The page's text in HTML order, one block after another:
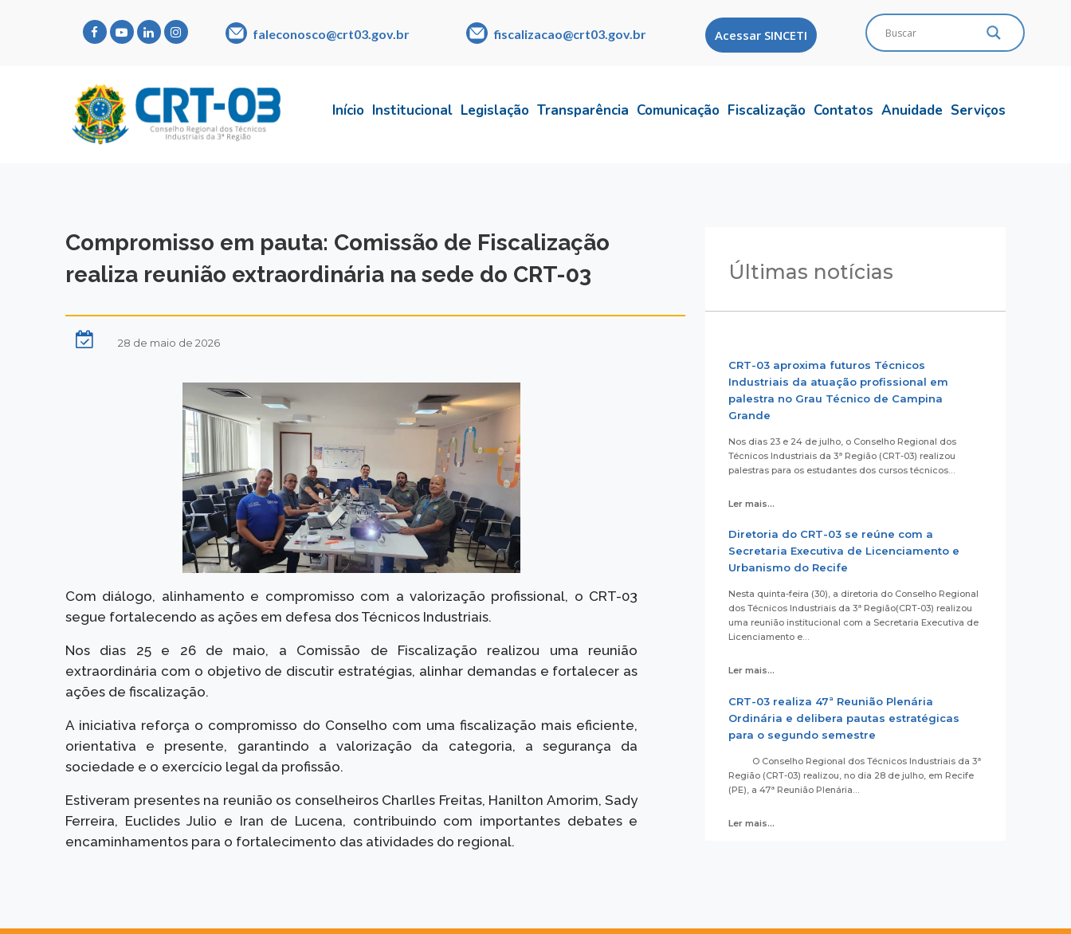
faleconosco@crt03.gov.br fiscalizacao@crt03.gov.br Acessar SINCETI
Início Institucional Legislação Transparência Comunicação Fiscalização Contatos Anuidade Serviços
Compromisso em pauta: Comissão de Fiscalização
realiza reunião extraordinária na sede do CRT-03
28 de maio de 2026
Com diálogo, alinhamento e compromisso com a valorização profissional, o CRT-03
segue fortalecendo as ações em defesa dos Técnicos Industriais.
Nos dias 25 e 26 de maio, a Comissão de Fiscalização realizou uma reunião
extraordinária com o objetivo de discutir estratégias, alinhar demandas e fortalecer as
ações de fiscalização.
A iniciativa reforça o compromisso do Conselho com uma fiscalização mais eficiente,
orientativa e presente, garantindo a valorização da categoria, a segurança da
sociedade e o exercício legal da profissão.
Estiveram presentes na reunião os conselheiros Charlles Freitas, Hanilton Amorim, Sady
Ferreira, Euclides Julio e Iran de Lucena, contribuindo com importantes debates e
encaminhamentos para o fortalecimento das atividades do regional.
Últimas notícias
CRT-03 aproxima futuros Técnicos
Industriais da atuação profissional em
palestra no Grau Técnico de Campina
Grande
Nos dias 23 e 24 de julho, o Conselho Regional dos
Técnicos Industriais da 3ª Região (CRT-03) realizou
palestras para os estudantes dos cursos técnicos…
Ler mais...
Diretoria do CRT-03 se reúne com a
Secretaria Executiva de Licenciamento e
Urbanismo do Recife
Nesta quinta-feira (30), a diretoria do Conselho Regional
dos Técnicos Industriais da 3ª Região(CRT-03) realizou
uma reunião institucional com a Secretaria Executiva de
Licenciamento e…
Ler mais...
CRT-03 realiza 47ª Reunião Plenária
Ordinária e delibera pautas estratégicas
para o segundo semestre
O Conselho Regional dos Técnicos Industriais da 3ª
Região (CRT-03) realizou, no dia 28 de julho, em Recife
(PE), a 47ª Reunião Plenária…
Ler mais...